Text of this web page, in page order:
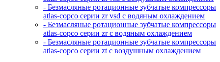
- Безмасляные ротационные зубчатые компрессоры
atlas-copco серии zr vsd с водяным охлаждением
- Безмасляные ротационные зубчатые компрессоры
atlas-copco серии zr с водяным охлаждением
- Безмасляные ротационные зубчатые компрессоры
atlas-copco серии zt с воздушным охлаждением